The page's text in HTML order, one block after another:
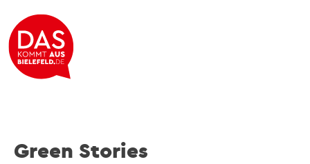
Green Stories